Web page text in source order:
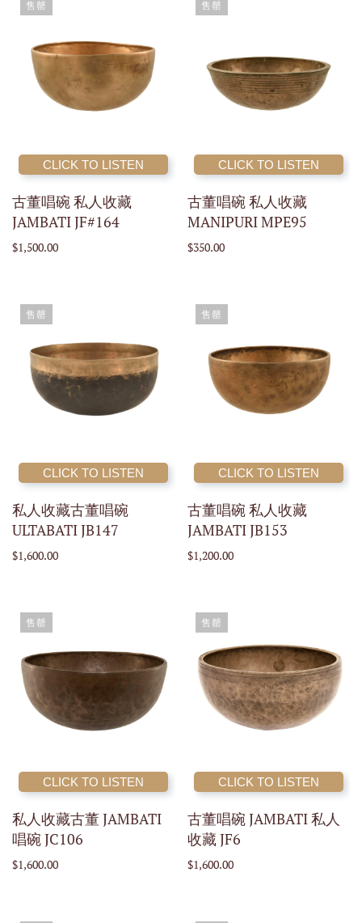
售罄
CLICK TO LISTEN
古董唱碗 私人收藏
JAMBATI JF#164
$1,500.00
售罄
CLICK TO LISTEN
古董唱碗 私人收藏
MANIPURI MPE95
$350.00
售罄
CLICK TO LISTEN
私人收藏古董唱碗
ULTABATI JB147
$1,600.00
售罄
CLICK TO LISTEN
古董唱碗 私人收藏
JAMBATI JB153
$1,200.00
售罄
CLICK TO LISTEN
私人收藏古董 JAMBATI
唱碗 JC106
$1,600.00
售罄
CLICK TO LISTEN
古董唱碗 JAMBATI 私人
收藏 JF6
$1,600.00